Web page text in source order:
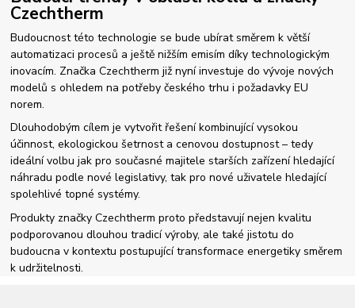
Czechtherm
Budoucnost této technologie se bude ubírat směrem k větší
automatizaci procesů a ještě nižším emisím díky technologickým
inovacím. Značka Czechtherm již nyní investuje do vývoje nových
modelů s ohledem na potřeby českého trhu i požadavky EU
norem.
Dlouhodobým cílem je vytvořit řešení kombinující vysokou
účinnost, ekologickou šetrnost a cenovou dostupnost – tedy
ideální volbu jak pro současné majitele starších zařízení hledající
náhradu podle nové legislativy, tak pro nové uživatele hledající
spolehlivé topné systémy.
Produkty značky Czechtherm proto představují nejen kvalitu
podporovanou dlouhou tradicí výroby, ale také jistotu do
budoucna v kontextu postupující transformace energetiky směrem
k udržitelnosti.